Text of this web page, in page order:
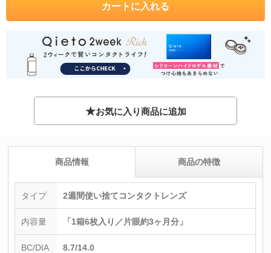
★お気に入り商品に追加
商品情報
タイプ 2週間使い捨てコンタクトレンズ
内容量 「1箱6枚入り／片眼約3ヶ月分」
BC/DIA 8.7/14.0
商品の特徴